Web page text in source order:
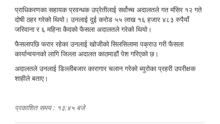
प्राधिकरणका सहायक प्रवन्धक उप्रेतीलाई सर्वोच्च अदालतले गत मंसिर १२ गते
दोषी ठहर गरेको थियो। उनलाई दुई करोड ५५ लाख १६ हजार ४८३ रुपैयाँ
जरिवाना र ६ महिना कैदको फैसला अदालतले गरेको थियो।
फैसलापछि फरार रहेका उनलाई खोजीको सिलसिलामा पक्राउ गरी फैसला
कार्यान्वयनको लागि जिल्ला अदालत काठमाडौं पेश गरिएको छ।
अदालतले उनलाई डिल्लीबजार कारागार चलान गरेको ब्युरोका प्रहरी उपरीक्षक
शाहीले बताए।
प्रकाशित समय : १३:४५ बजे